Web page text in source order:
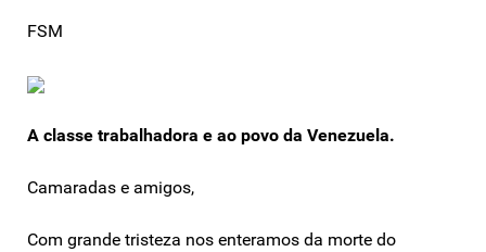
FSM
A classe trabalhadora e ao povo da Venezuela.
Camaradas e amigos,
Com grande tristeza nos enteramos da morte do